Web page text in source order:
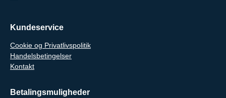
Kundeservice
Cookie og Privatlivspolitik
Handelsbetingelser
Kontakt
Betalingsmuligheder